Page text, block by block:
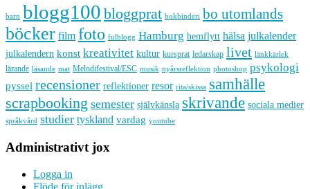
barn blogg100 bloggprat bokbinderi bo utomlands
böcker film foto fulblogg Hamburg hemflytt hälsa julkalender
julkalendern konst kreativitet kultur kursprat ledarskap livet länkkärlek
lärande läsande mat Melodifestival/ESC musik nyårsreflektion photoshop psykologi
pyssel recensioner reflektioner resor rita/skissa samhälle
scrapbooking semester självkänsla skrivande sociala medier
språkvård studier tyskland vardag youtube
Administrativt jox
Logga in
Flöde för inlägg